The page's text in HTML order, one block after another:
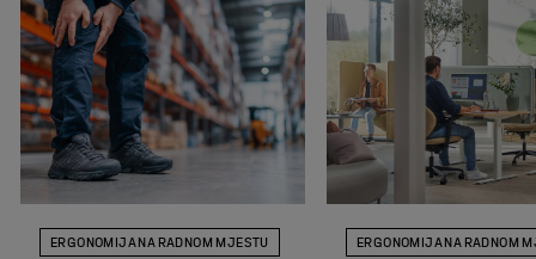
ERGONOMIJA NA RADNOM MJESTU ERGONOMIJA NA RADNOM